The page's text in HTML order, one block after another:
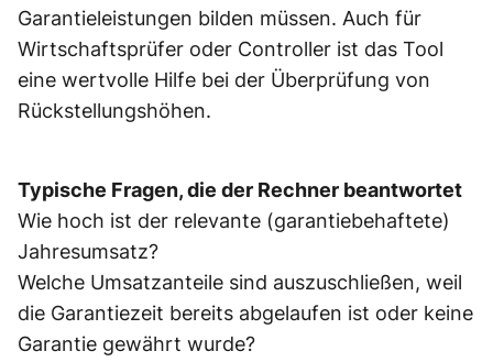
Garantieleistungen bilden müssen. Auch für
Wirtschaftsprüfer oder Controller ist das Tool
eine wertvolle Hilfe bei der Überprüfung von
Rückstellungshöhen.
Typische Fragen, die der Rechner beantwortet
Wie hoch ist der relevante (garantiebehaftete)
Jahresumsatz?
Welche Umsatzanteile sind auszuschließen, weil
die Garantiezeit bereits abgelaufen ist oder keine
Garantie gewährt wurde?